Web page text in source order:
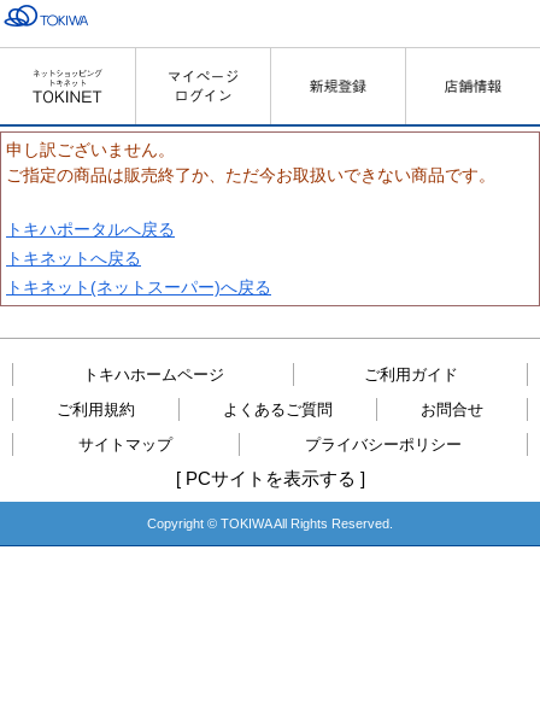
申し訳ございません。
ご指定の商品は販売終了か、ただ今お取扱いできない商品です。
トキハポータルへ戻る
トキネットへ戻る
トキネット(ネットスーパー)へ戻る
トキハホームページ
ご利用ガイド
ご利用規約
よくあるご質問
お問合せ
サイトマップ
プライバシーポリシー
[ PCサイトを表示する ]
Copyright © TOKIWA All Rights Reserved.